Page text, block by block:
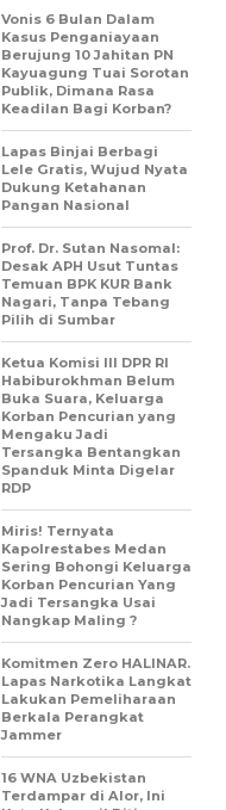
Vonis 6 Bulan Dalam
Kasus Penganiayaan
Berujung 10 Jahitan PN
Kayuagung Tuai Sorotan
Publik, Dimana Rasa
Keadilan Bagi Korban?
Lapas Binjai Berbagi
Lele Gratis, Wujud Nyata
Dukung Ketahanan
Pangan Nasional
Prof. Dr. Sutan Nasomal:
Desak APH Usut Tuntas
Temuan BPK KUR Bank
Nagari, Tanpa Tebang
Pilih di Sumbar
Ketua Komisi III DPR RI
Habiburokhman Belum
Buka Suara, Keluarga
Korban Pencurian yang
Mengaku Jadi
Tersangka Bentangkan
Spanduk Minta Digelar
RDP
Miris! Ternyata
Kapolrestabes Medan
Sering Bohongi Keluarga
Korban Pencurian Yang
Jadi Tersangka Usai
Nangkap Maling ?
Komitmen Zero HALINAR.
Lapas Narkotika Langkat
Lakukan Pemeliharaan
Berkala Perangkat
Jammer
16 WNA Uzbekistan
Terdampar di Alor, Ini